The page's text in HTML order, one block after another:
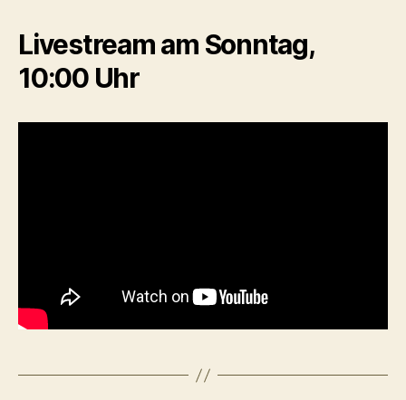
Livestream am Sonntag,
10:00 Uhr